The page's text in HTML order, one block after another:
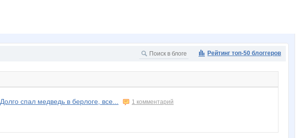
Рейтинг топ-50 блоггеров
Долго спал медведь в берлоге, все...
1 комментарий